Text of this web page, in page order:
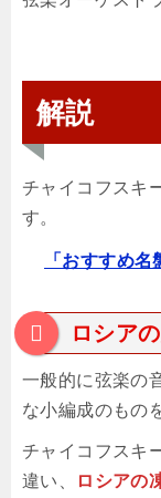
解説
チャイコフスキ
す。
「おすすめ名
ロシア
一般的に弦楽の
な小編成のもの
チャイコフスキ
違い、
ロシアの